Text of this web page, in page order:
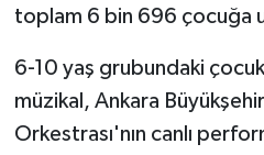
toplam 6 bin 696 çocuğa
6-10 yaş grubundaki
müzikal, Ankara
Orkestrası'nın canlı